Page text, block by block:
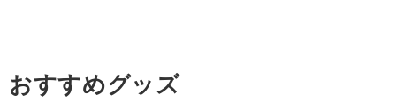
おすすめグッズ